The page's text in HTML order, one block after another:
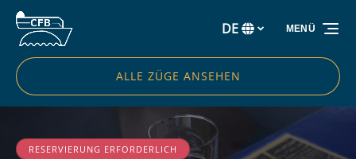
Zur Primärnavigation springen
Zum Inhalt springen
Zur Fußzeile springen
Wählen
Sie
Sprache
DE
ALLE ZÜGE ANSEHEN
MENÜ
RESERVIERUNG ERFORDERLICH